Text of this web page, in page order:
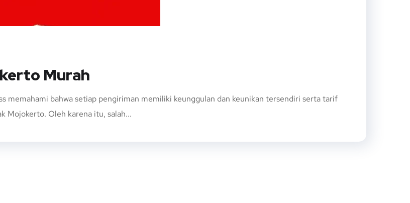
Murah
memahami bahwa setiap pengiriman memiliki keunggulan dan keunikan tersendiri serta tarif
Mojokerto. Oleh karena itu, salah...